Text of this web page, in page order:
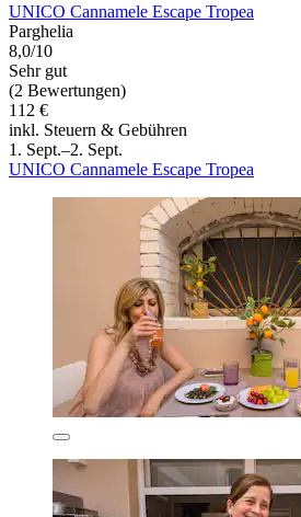
UNICO Cannamele Escape Tropea
Parghelia
8,0/10
Sehr gut
(2 Bewertungen)
112 €
inkl. Steuern & Gebühren
1. Sept.–2. Sept.
UNICO Cannamele Escape Tropea